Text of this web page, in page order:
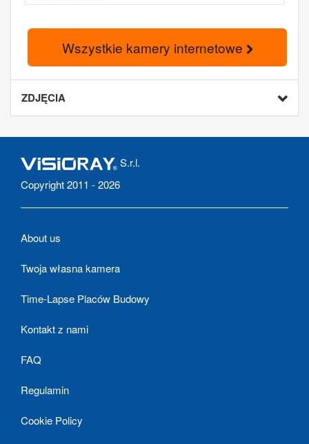
Wszystkie kamery internetowe
ZDJĘCIA
S.r.l.
Copyright 2011 - 2026
About us
Twoja własna kamera
Time-Lapse Placów Budowy
Kontakt z nami
FAQ
Regulamin
Cookie Policy